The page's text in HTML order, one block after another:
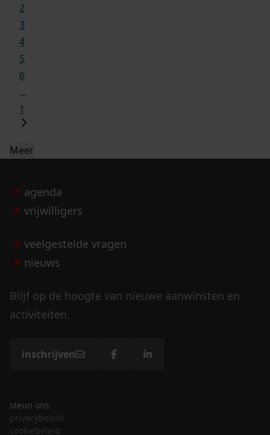
2
3
4
5
6
...
1
Meer
agenda
vrijwilligers
veelgestelde vragen
nieuws
Blijf op de hoogte van nieuwe aanwinsten en
activiteiten.
inschrijven
steun ons
privacybeleid
cookiebeleid